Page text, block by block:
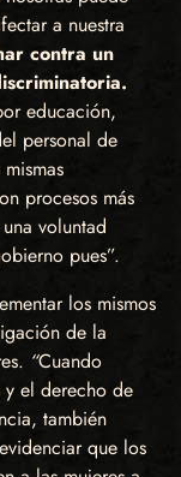
a nuestra
contra un
educación,
personal de
procesos más
voluntad
pues”.
los mismos
de la
“Cuando
y el derecho de
también
que los